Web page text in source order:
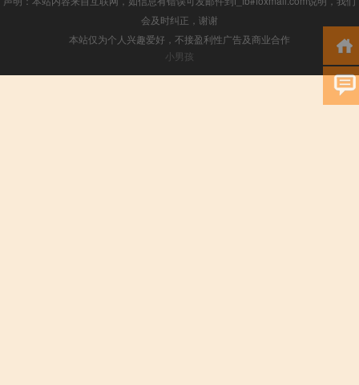
会及时纠正，谢谢
本站仅为个人兴趣爱好，不接盈利性广告及商业合作
小男孩